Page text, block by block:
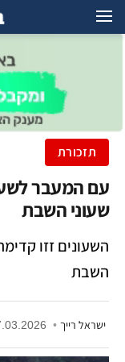
תזכורת
עם המעבר
שעוני השבת
השעונים זזו
השבת
ישראל רייך •